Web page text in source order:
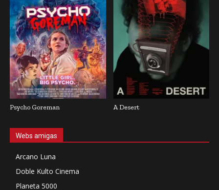
Psycho Goreman A Desert
Webs amigas
Arcano Luna
Doble Kulto Cinema
Planeta 5000